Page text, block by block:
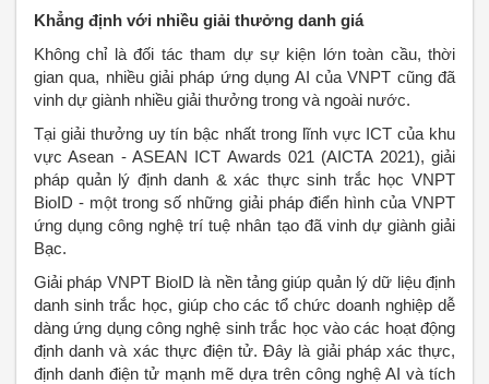
Khẳng định với nhiều giải thưởng danh giá
Không chỉ là đối tác tham dự sự kiện lớn toàn cầu, thời
gian qua, nhiều giải pháp ứng dụng AI của VNPT cũng đã
vinh dự giành nhiều giải thưởng trong và ngoài nước.
Tại giải thưởng uy tín bậc nhất trong lĩnh vực ICT của khu
vực Asean - ASEAN ICT Awards 021 (AICTA 2021), giải
pháp quản lý định danh & xác thực sinh trắc học VNPT
BioID - một trong số những giải pháp điển hình của VNPT
ứng dụng công nghệ trí tuệ nhân tạo đã vinh dự giành giải
Bạc.
Giải pháp VNPT BioID là nền tảng giúp quản lý dữ liệu định
danh sinh trắc học, giúp cho các tổ chức doanh nghiệp dễ
dàng ứng dụng công nghệ sinh trắc học vào các hoạt động
định danh và xác thực điện tử. Đây là giải pháp xác thực,
định danh điện tử mạnh mẽ dựa trên công nghệ AI và tích